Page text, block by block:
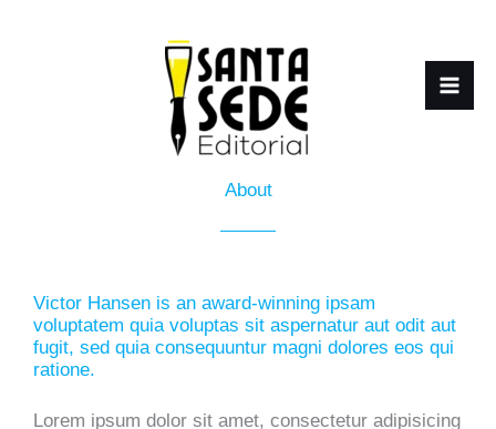
About
Victor Hansen is an award-winning ipsam
voluptatem quia voluptas sit aspernatur aut odit aut
fugit, sed quia consequuntur magni dolores eos qui
ratione.
Lorem ipsum dolor sit amet, consectetur adipisicing